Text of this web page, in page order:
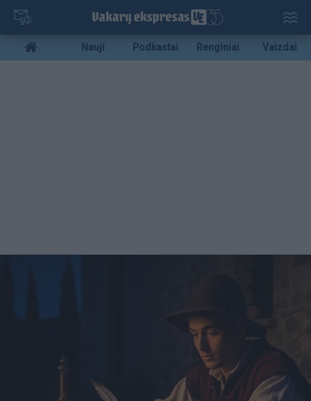
Pereiti
pagrindinį
turinį
Mobile
menu
Nauji Podkastai Renginiai Vaizdai